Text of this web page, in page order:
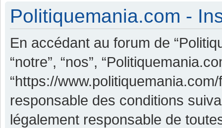
Politiquemania.com -
En accédant au forum de
“notre”, “nos”,
“https://
responsable des conditions
légalement responsable de